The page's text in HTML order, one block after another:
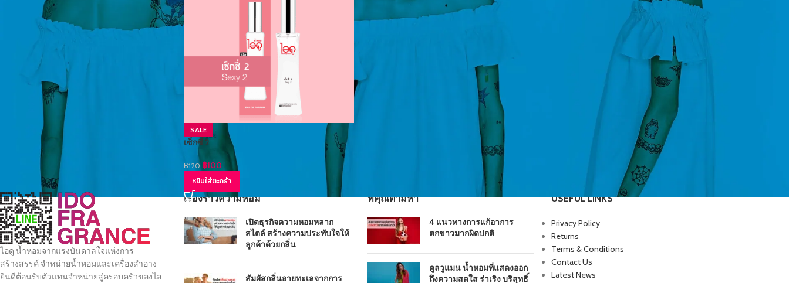
SALE
เซ็กซี่ 2
฿120 ฿100
หยิบใส่ตะกร้า
ไอดู น้ำหอมจากแรงบันดาลใจแห่งการ
สร้างสรรค์ จำหน่ายน้ำหอมและเครื่องสำอาง
ยินดีต้อนรับตัวแทนจำหน่ายสู่ครอบครัวของไอ
เรื่องราวความหอม
เปิดธุรกิจความหอมหลาก
สไตล์ สร้างความประทับใจให้
ลูกค้าด้วยกลิ่น
สัมผัสกลิ่นอายทะเลจากการ
ที่คุณตามหา
4 แนวทางการแก้อาการ
ตกขาวมากผิดปกติ
คูลวูแมน น้ำหอมที่แสดงออก
ถึงความสดใส ร่าเริง บริสุทธิ์
USEFUL LINKS
Privacy Policy
Returns
Terms & Conditions
Contact Us
Latest News